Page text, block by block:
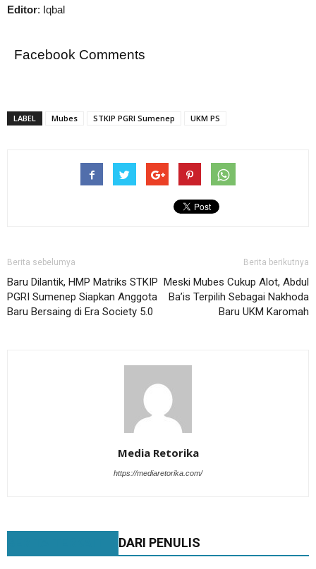
Editor: Iqbal
Facebook Comments
LABEL Mubes STKIP PGRI Sumenep UKM PS
Berita sebelumya
Baru Dilantik, HMP Matriks STKIP
PGRI Sumenep Siapkan Anggota
Baru Bersaing di Era Society 5.0
Berita berikutnya
Meski Mubes Cukup Alot, Abdul
Ba’is Terpilih Sebagai Nakhoda
Baru UKM Karomah
Media Retorika
https://mediaretorika.com/
DARI PENULIS